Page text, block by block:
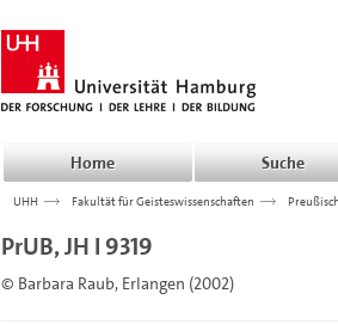
Home Suche
UHH >>> Fakultät für Geisteswissenschaften >>>
PrUB, JH I 9319
© Barbara Raub, Erlangen (2002)